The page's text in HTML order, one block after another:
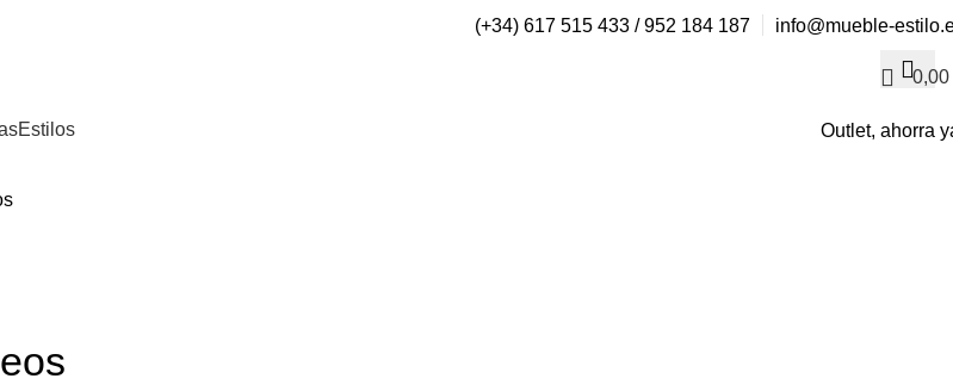
(+34) 617 515 433 / 952 184 187 info@mueble-
0,00
Estilos Outlet, ahorra